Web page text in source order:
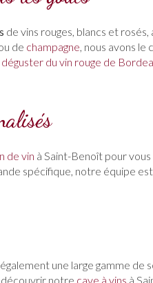
de vins rouges, blancs et
de champagne, nous avons le
déguster du vin rouge de
de vin à Saint-Benoît pour
spécifique, notre équipe
une large gamme de
découvrir notre cave à vins à